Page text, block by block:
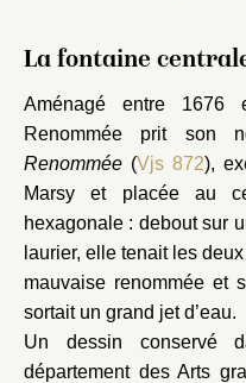
Colonnade
La fontaine
Aménagé entre
Renommée prit son
Renommée (Vjs 872),
Marsy et placée au
hexagonale : debout sur
laurier, elle tenait les
mauvaise renommée et
sortait un grand jet d’eau.
Un dessin conservé
département des Arts